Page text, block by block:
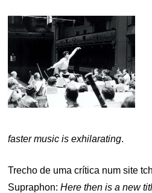
faster music is exhilarating.
Trecho de uma crítica num site
Supraphon:Here then is a new